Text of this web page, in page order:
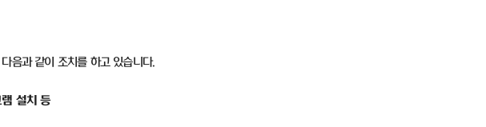
음과 같이 조치를 하고 있습니다.
설치 등